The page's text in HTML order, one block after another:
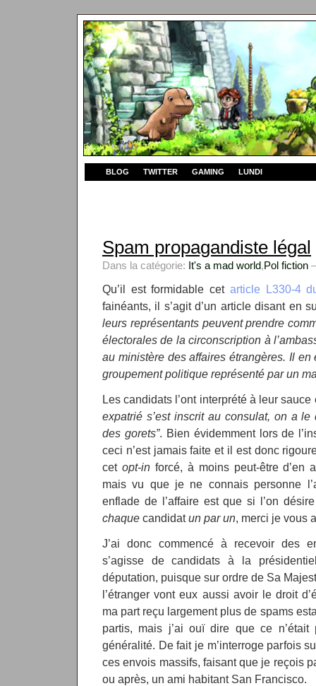
BLOG TWITTER GAMING LUNDI
Spam propagandiste légal
Dans la catégorie: It's a mad world,Pol fiction
Qu’il est formidable cet article L330-4
fainéants, il s’agit d’un article disant en
leurs représentants peuvent prendre
électorales de la circonscription à
au ministère des affaires étrangères. Il
groupement politique représenté par un
Les candidats l’ont interprété à leur
expatrié s’est inscrit au consulat, on a
des gorets”. Bien évidemment lors de
ceci n’est jamais faite et il est donc
cet opt-inforcé, à moins peut-être d’en
mais vu que je ne connais personne
enflade de l’affaire est que si l’on
chaque candidatun par un, merci je vous
J’ai donc commencé à recevoir des
s’agisse de candidats à la
députation, puisque sur ordre de Sa
l’étranger vont eux aussi avoir le droit
ma part reçu largement plus de spams
partis, mais j’ai ouï dire que ce n’était
généralité. De fait je m’interroge parfois
ces envois massifs, faisant que je reçois
ou après, un ami habitant San Francisco.